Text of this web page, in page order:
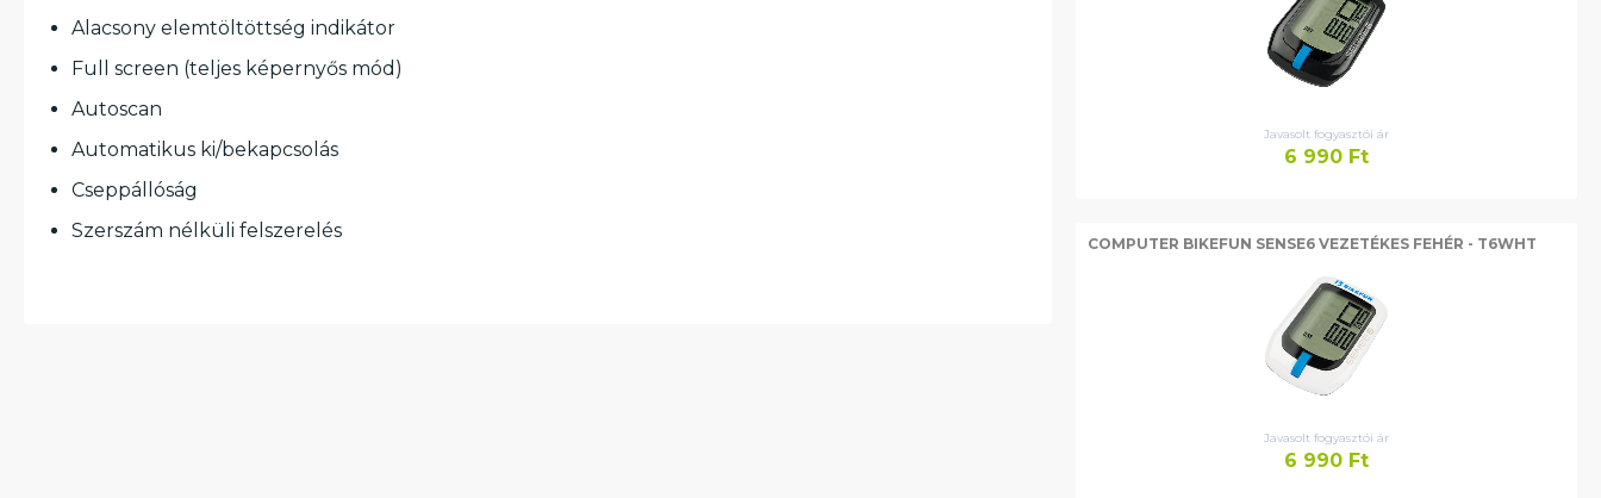
Alacsony elemtöltöttség indikátor
Full screen (teljes képernyős mód)
Autoscan
Automatikus ki/bekapcsolás
Cseppállóság
Szerszám nélküli felszerelés
Javasolt fogyasztói ár
6 990 Ft
COMPUTER BIKEFUN SENSE6 VEZETÉKES FEHÉR - T6WHT
Javasolt fogyasztói ár
6 990 Ft